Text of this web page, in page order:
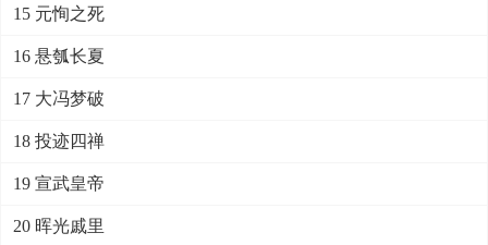
15 元恂之死
16 悬瓠长夏
17 大冯梦破
18 投迹四禅
19 宣武皇帝
20 晖光戚里